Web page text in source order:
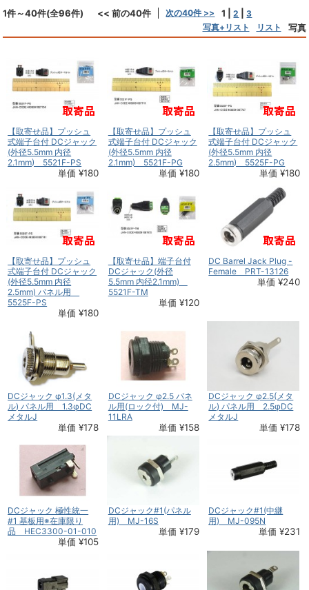
1件～40件(全96件) << 前の40件 次の40件 >> 1 |2 |3
写真+リスト
リスト 写真
【取寄せ品】プッシュ
式端子台付 DCジャック
(外径5.5mm 内径
2.1mm) 5521F-PS
単価 ¥180
【取寄せ品】プッシュ
式端子台付 DCジャック
(外径5.5mm 内径
2.1mm) 5521F-PG
単価 ¥180
【取寄せ品】プッシュ
式端子台付 DCジャック
(外径5.5mm 内径
2.5mm) 5525F-PG
単価 ¥180
【取寄せ品】プッシュ
式端子台付 DCジャック
(外径5.5mm 内径
2.5mm) パネル用
5525F-PS
単価 ¥180
【取寄せ品】端子台付
DCジャック(外径
5.5mm 内径2.1mm)
5521F-TM
単価 ¥120
DC Barrel Jack Plug -
Female PRT-13126
単価 ¥240
DCジャック φ1.3(メタ
ル) パネル用 1.3φDC
メタルJ
単価 ¥178
DCジャック φ2.5 パネ
ル用(ロック付) MJ-
11LRA
単価 ¥158
DCジャック φ2.5(メタ
ル) パネル用 2.5φDC
メタルJ
単価 ¥178
DCジャック 極性統一
#1 基板用※在庫限り
品 HEC3300-01-010
単価 ¥105
DCジャック#1(パネル
用) MJ-16S
単価 ¥179
DCジャック#1(中継
用) MJ-095N
単価 ¥231